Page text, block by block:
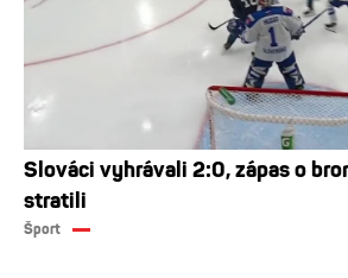
Slováci vyhrávali 2:0, zápas o
stratili
Šport